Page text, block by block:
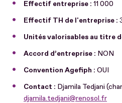
Effectif entreprise : 11 000
Effectif TH de l'entreprise :
Unités valorisables au titre
Accord d’entreprise : NON
Convention Agefiph : OUI
Contact : Djamila Tedjani
djamila.tedjani@renosol.fr